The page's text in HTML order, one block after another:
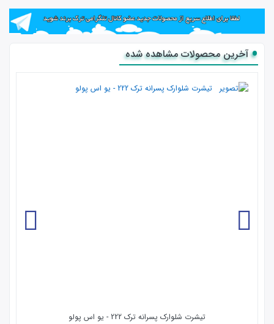
آخرین محصولات مشاهده شده
تیشرت شلوارک پسرانه ترک 222 - یو اس پولو